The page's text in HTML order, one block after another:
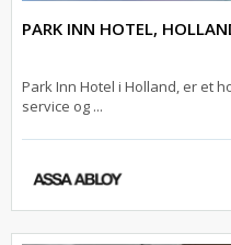
PARK INN HOTEL,
Park Inn Hotel i Holland, er et
service og ...